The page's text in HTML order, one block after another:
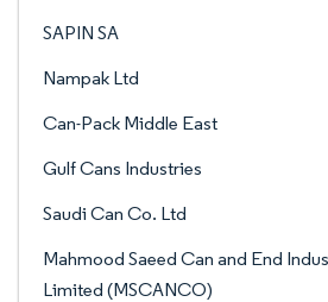
SAPIN SA
Nampak Ltd
Can-Pack Middle East
Gulf Cans Industries
Saudi Can Co. Ltd
Mahmood Saeed Can and End
Limited (MSCANCO)